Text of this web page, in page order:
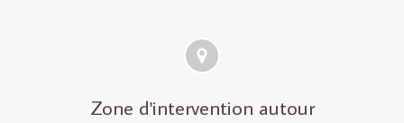
Zone d'intervention autour